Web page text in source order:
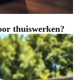
thuiswerken?